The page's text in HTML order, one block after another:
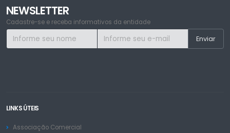
NEWSLETTER
Cadastre-se e receba informativos da entidade
LINKS ÚTEIS
Associação Comercial